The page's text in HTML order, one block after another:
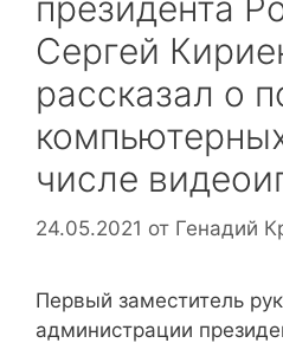
Сергей
рассказал о
числе
24.05.2021 от Генадий
Первый заместитель
администрации